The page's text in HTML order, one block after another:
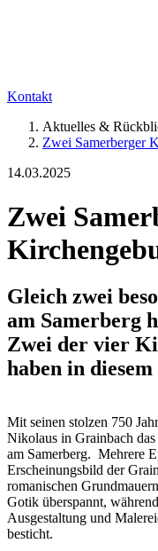
Kontakt
Aktuelles &
Zwei Samerberger
14.03.2025
Zwei
Gleich zwei
am Samerberg
Zwei der vier
haben in
Mit seinen stolzen 750
Nikolaus in Grainbach das
am Samerberg. Mehrere
Erscheinungsbild der
romanischen
Gotik überspannt,
Ausgestaltung und
besticht.